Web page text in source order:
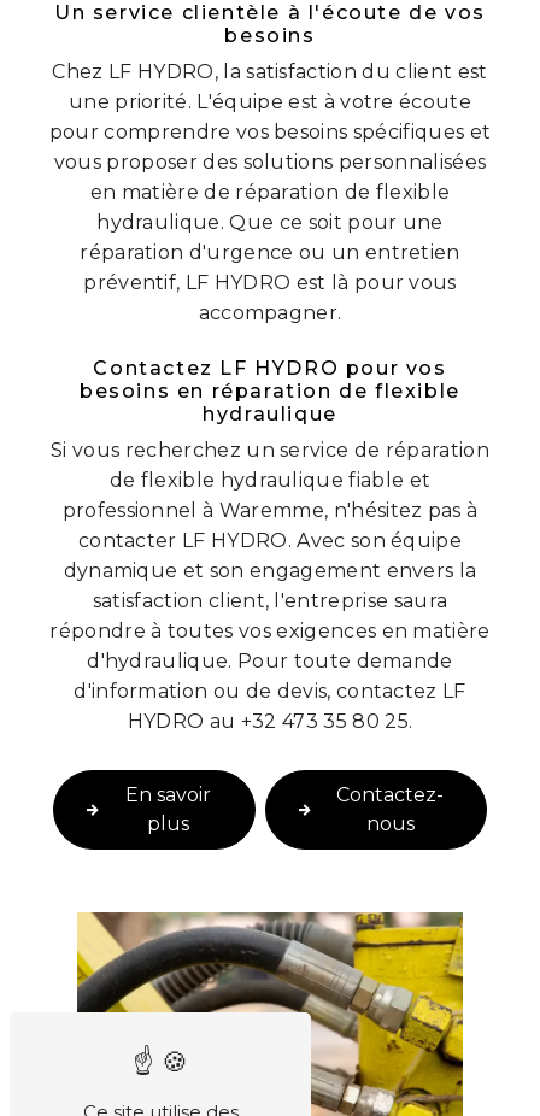
Un service clientèle à l'écoute de vos
besoins
Chez LF HYDRO, la satisfaction du client est
une priorité. L'équipe est à votre écoute
pour comprendre vos besoins spécifiques et
vous proposer des solutions personnalisées
en matière de réparation de flexible
hydraulique. Que ce soit pour une
réparation d'urgence ou un entretien
préventif, LF HYDRO est là pour vous
accompagner.
Contactez LF HYDRO pour vos
besoins en réparation de flexible
hydraulique
Si vous recherchez un service de réparation
de flexible hydraulique fiable et
professionnel à Waremme, n'hésitez pas à
contacter LF HYDRO. Avec son équipe
dynamique et son engagement envers la
satisfaction client, l'entreprise saura
répondre à toutes vos exigences en matière
d'hydraulique. Pour toute demande
d'information ou de devis, contactez LF
HYDRO au +32 473 35 80 25.
En savoir
plus
Contactez-
nous